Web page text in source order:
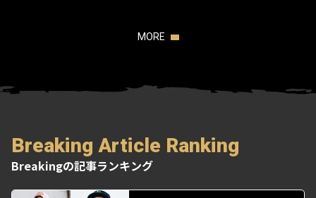
MORE
Breaking Article Ranking
Breakingの記事ランキング